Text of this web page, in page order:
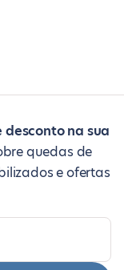
desconto na sua
quedas de
e ofertas